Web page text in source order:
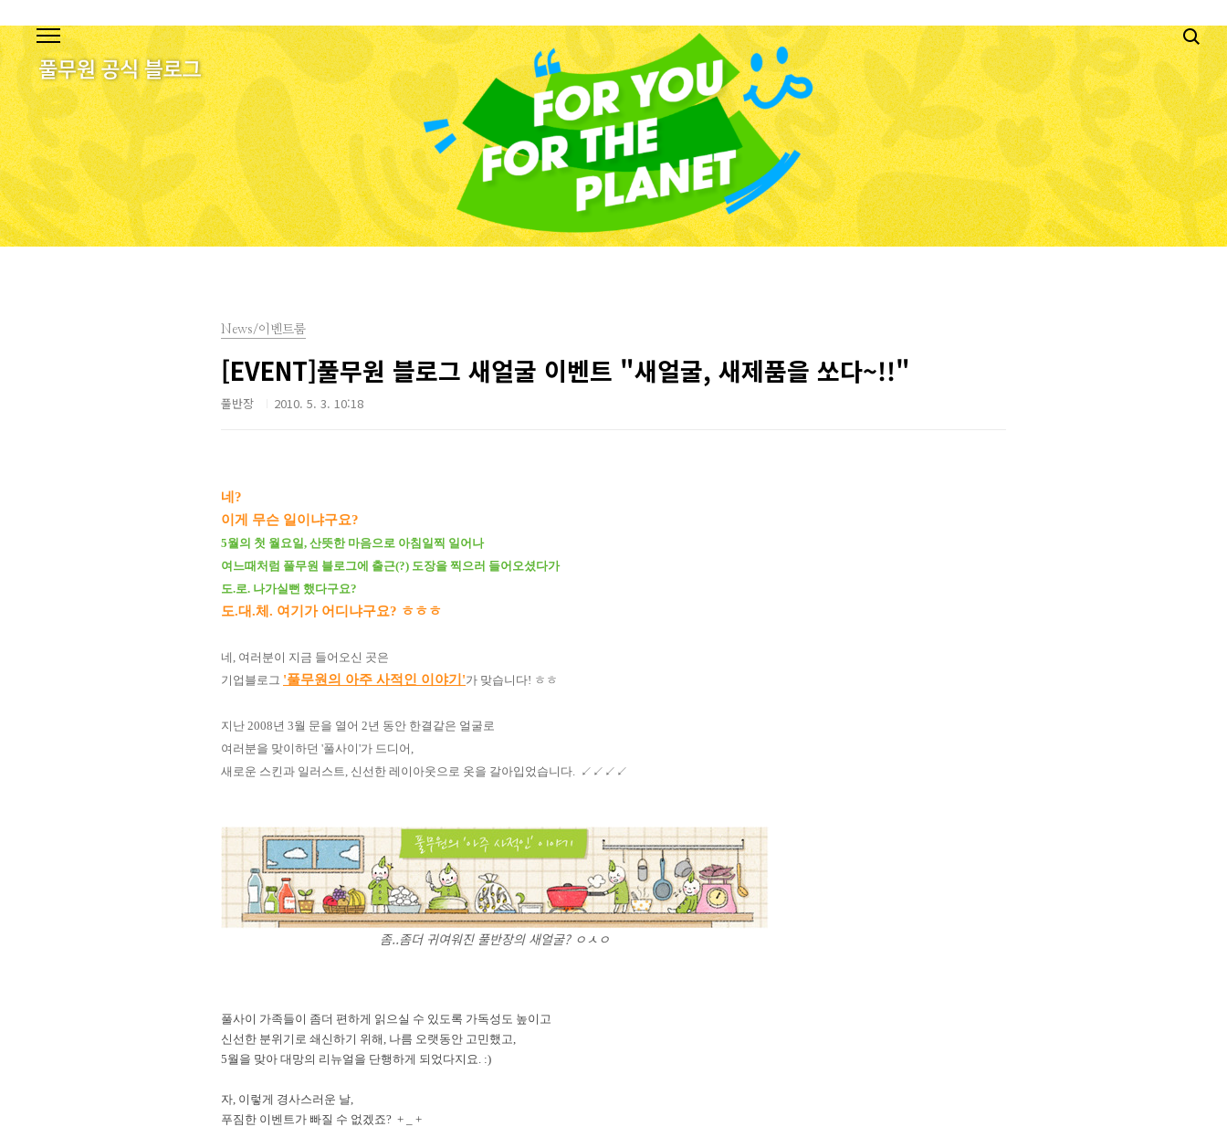
News/이벤트룸
[EVENT]풀무원 블로그 새얼굴 이벤트 "새얼굴, 새제품을 쏘다~!!"
풀반장 2010. 5. 3. 10:18
네?
이게 무슨 일이냐구요?
5월의 첫 월요일, 산뜻한 마음으로 아침일찍 일어나
여느때처럼 풀무원 블로그에 출근(?) 도장을 찍으러 들어오셨다가
도.로. 나가실뻔 했다구요?
도.대.체. 여기가 어디냐구요? ㅎㅎㅎ
네, 여러분이 지금 들어오신 곳은
기업블로그 '풀무원의 아주 사적인 이야기'가 맞습니다! ㅎㅎ
지난 2008년 3월 문을 열어 2년 동안 한결같은 얼굴로
여러분을 맞이하던 '풀사이'가 드디어,
새로운 스킨과 일러스트, 신선한 레이아웃으로 옷을 갈아입었습니다. ↙↙↙↙
좀..좀더 귀여워진 풀반장의 새얼굴? ㅇㅅㅇ
풀사이 가족들이 좀더 편하게 읽으실 수 있도록 가독성도 높이고
신선한 분위기로 쇄신하기 위해, 나름 오랫동안 고민했고,
5월을 맞아 대망의 리뉴얼을 단행하게 되었다지요. :)
자, 이렇게 경사스러운 날,
푸짐한 이벤트가 빠질 수 없겠죠? + _ +